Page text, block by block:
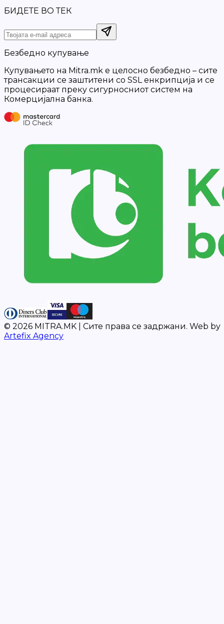
БИДЕТЕ ВО ТЕК
Безбедно купување
Купувањето на Mitra.mk е целосно безбедно – сите
трансакции се заштитени со SSL енкрипција и се
процесираат преку сигурносниот систем на
Комерцијална банка.
© 2026 MITRA.MK | Сите права се задржани. Web by
Artefix Agency